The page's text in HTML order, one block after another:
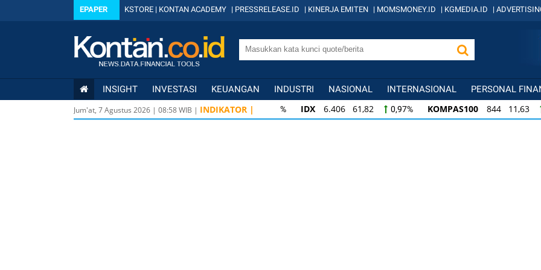
EPAPER KSTORE | KONTAN ACADEMY | PRESSRELEASE.ID | KINERJA EMITEN | MOMSMONEY.ID | KGMEDIA.ID |
INSIGHT INVESTASI KEUANGAN INDUSTRI NASIONAL INTERNASIONAL PERSONAL
Jum'at, 7 Agustus 2026 | 08:58WIB | INDIKATOR | 6.406 61,82 0,97% KOMPAS100 844 11,63
KOMPAS100
844 11,63 1,40% LQ45 640 9,07